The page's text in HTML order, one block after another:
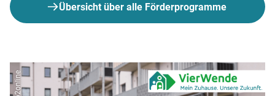
Übersicht über alle Förderprogramme